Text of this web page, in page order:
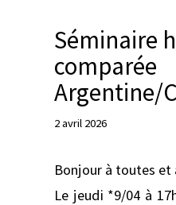
r
Séminaire
comparée
Argentine/
2 avril 2026
Bonjour à toutes et
Le jeudi *9/04 à